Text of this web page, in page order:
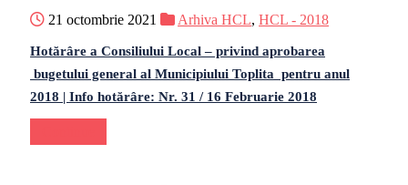
21 octombrie 2021 Arhiva HCL, HCL - 2018
Hotărâre a Consiliului Local – privind aprobarea
bugetului general al Municipiului Toplita pentru anul
2018 | Info hotărâre: Nr. 31 / 16 Februarie 2018